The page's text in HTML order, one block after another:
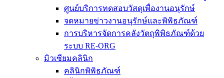
ศูนย์บริการทดสอบวัสดุเพื่องานอนุรักษ์
จดหมายข่าวงานอนุรักษ์และพิพิธภัณฑ์
การบริหารจัดการคลังวัตถุพิพิธภัณฑ์ด้วย
ระบบ RE-ORG
มิวเซียมคลินิก
คลินิกพิพิธภัณฑ์